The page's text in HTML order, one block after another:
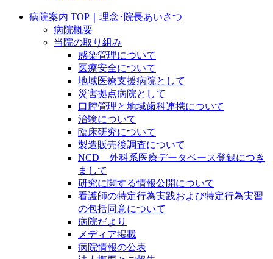
病院案内 TOP｜理念･院長あいさつ
病院概要
当院の取り組み
感染管理について
医療安全について
地域医療支援病院として
災害拠点病院として
口腔管理と地域歯科連携について
治験について
臨床研究について
製造販売後調査について
NCD 外科系医療データベース登録につき
まして
研究に関する情報公開について
看護師の特定行為実践および特定行為実習
の包括同意について
病院だより
メディア掲載
病院情報の公表